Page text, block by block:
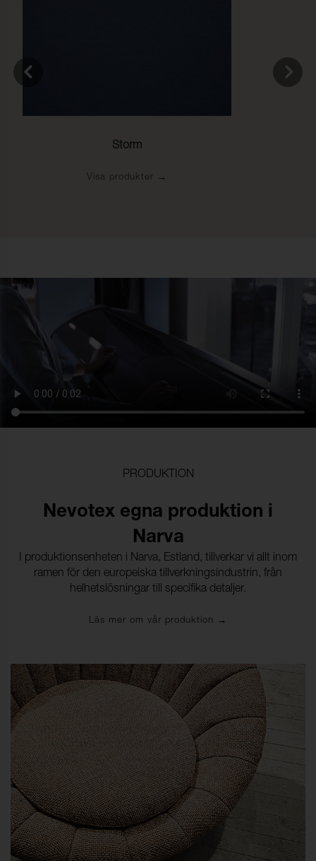
Storm
Visa produkter
PRODUKTION
Nevotex egna produktion i
Narva
I produktionsenheten i Narva, Estland, tillverkar vi allt inom
ramen för den europeiska tillverkningsindustrin, från
helhetslösningar till specifika detaljer.
Läs mer om vår produktion